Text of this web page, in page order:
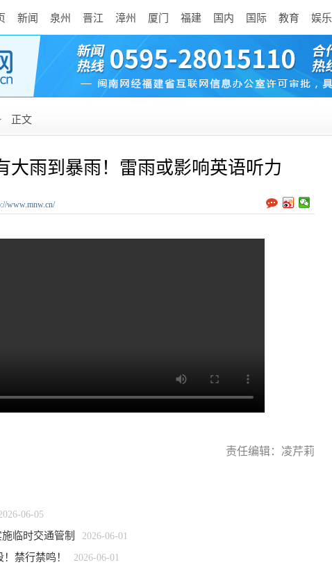
新闻 泉州 晋江 漳州 厦门 福建 国内 国际 教育 娱乐
正文
大雨到暴雨！雷雨或影响英语听力
www.mnw.cn/
责任编辑：凌芹莉
06-05
临时交通管制 2026-06-01
禁行禁鸣！ 2026-06-01